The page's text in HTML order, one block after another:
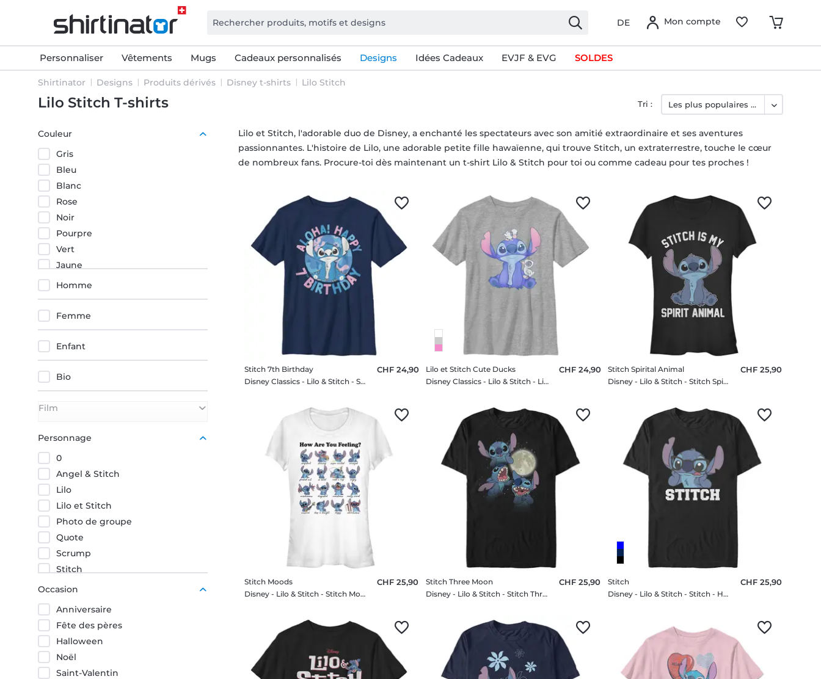
DE Mon compte
Personnaliser Vêtements Mugs Cadeaux personnalisés Designs Idées Cadeaux EVJF & EVG SOLDES
Shirtinator Designs Produits dérivés Disney t-shirts Lilo Stitch
Lilo Stitch T-shirts
Couleur
Gris
Bleu
Blanc
Rose
Noir
Pourpre
Vert
Jaune
Rouge
Homme
Femme
Enfant
Bio
Film
Personnage
0
Angel & Stitch
Lilo
Lilo et Stitch
Photo de groupe
Quote
Scrump
Stitch
Occasion
Anniversaire
Fête des pères
Halloween
Noël
Saint-Valentin
Lilo et Stitch, l'adorable duo de Disney, a enchanté les spectateurs avec son amitié extraordinaire et ses aventures
passionnantes. L'histoire de Lilo, une adorable petite fille hawaïenne, qui trouve Stitch, un extraterrestre, touche le cœur
de nombreux fans. Procure-toi dès maintenant un t-shirt Lilo & Stitch pour toi ou comme cadeau pour tes proches !
Tri :
Stitch 7th Birthday
Disney Classics - Lilo & Stitch - Stitch 7th Birthday - Enfant T-shirt
CHF 24,90
Lilo et Stitch Cute Ducks
Disney Classics - Lilo & Stitch - Lilo et Stitch Cute Ducks - Enfant T-shirt
CHF 24,90
Stitch Spirital Animal
Disney - Lilo & Stitch - Stitch Spirital Animal - Femme T-shirt
CHF 25,90
Stitch Moods
Disney - Lilo & Stitch - Stitch Moods - Femme T-shirt
CHF 25,90
Stitch Three Moon
Disney - Lilo & Stitch - Stitch Three Moon - Homme T-shirt
CHF 25,90
Stitch
Disney - Lilo & Stitch - Stitch - Homme T-shirt
CHF 25,90